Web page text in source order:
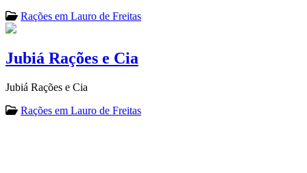
Rações em Lauro de Freitas
Jubiá Rações e Cia
Jubiá Rações e Cia
Rações em Lauro de Freitas